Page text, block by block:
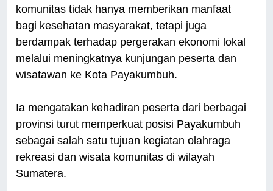
komunitas tidak hanya memberikan manfaat
bagi kesehatan masyarakat, tetapi juga
berdampak terhadap pergerakan ekonomi lokal
melalui meningkatnya kunjungan peserta dan
wisatawan ke Kota Payakumbuh.
Ia mengatakan kehadiran peserta dari berbagai
provinsi turut memperkuat posisi Payakumbuh
sebagai salah satu tujuan kegiatan olahraga
rekreasi dan wisata komunitas di wilayah
Sumatera.